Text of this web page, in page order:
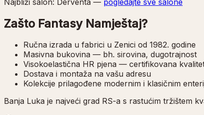
Zašto Fantasy Namještaj?
Ručna izrada u fabrici u Zenici od 1982. godine
Masivna bukovina — bh. sirovina, dugotrajnost
Visokoelastična HR pjena — certifikovana
Dostava i montaža na vašu adresu
Kolekcije prilagođene modernim i klasičnim
Banja Luka je najveći grad RS-a s rastućim tržištem